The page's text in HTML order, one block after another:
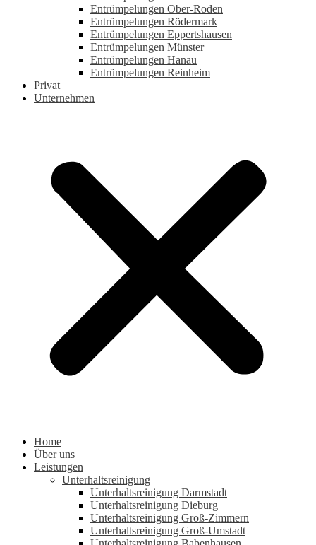
Entrümpelungen Ober-Roden
Entrümpelungen Rödermark
Entrümpelungen Eppertshausen
Entrümpelungen Münster
Entrümpelungen Hanau
Entrümpelungen Reinheim
Privat
Unternehmen
Home
Über uns
Leistungen
Unterhaltsreinigung
Unterhaltsreinigung Darmstadt
Unterhaltsreinigung Dieburg
Unterhaltsreinigung Groß-Zimmern
Unterhaltsreinigung Groß-Umstadt